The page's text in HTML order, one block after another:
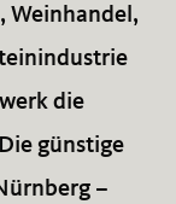
Weinhandel,
die
günstige
–